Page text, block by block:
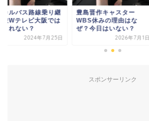
カルバス路線乗り継
旅Wテレビ大阪では
されない？
2024年7月25日
豊島晋作キャスター
WBS休みの理由はな
ぜ？今日はいない？
2026年7月1日
スポンサーリンク